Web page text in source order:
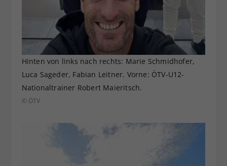
Hinten von links nach rechts: Marie Schmidhofer,
Luca Sageder, Fabian Leitner. Vorne: ÖTV-U12-
Nationaltrainer Robert Maieritsch.
© ÖTV